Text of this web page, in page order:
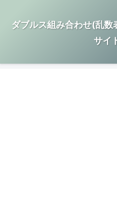
ダブルス組み合わせ(乱
サイ